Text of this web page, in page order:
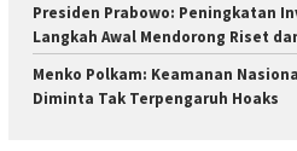
Presiden Prabowo: Peningkatan
Langkah Awal Mendorong Riset
Menko Polkam: Keamanan
Diminta Tak Terpengaruh Hoaks